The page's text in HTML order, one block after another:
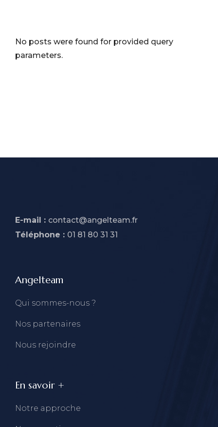
No posts were found for provided query
parameters.
E-mail : contact@angelteam.fr
Téléphone : 01 81 80 31 31
Angelteam
Qui sommes-nous ?
Nos partenaires
Nous rejoindre
En savoir +
Notre approche